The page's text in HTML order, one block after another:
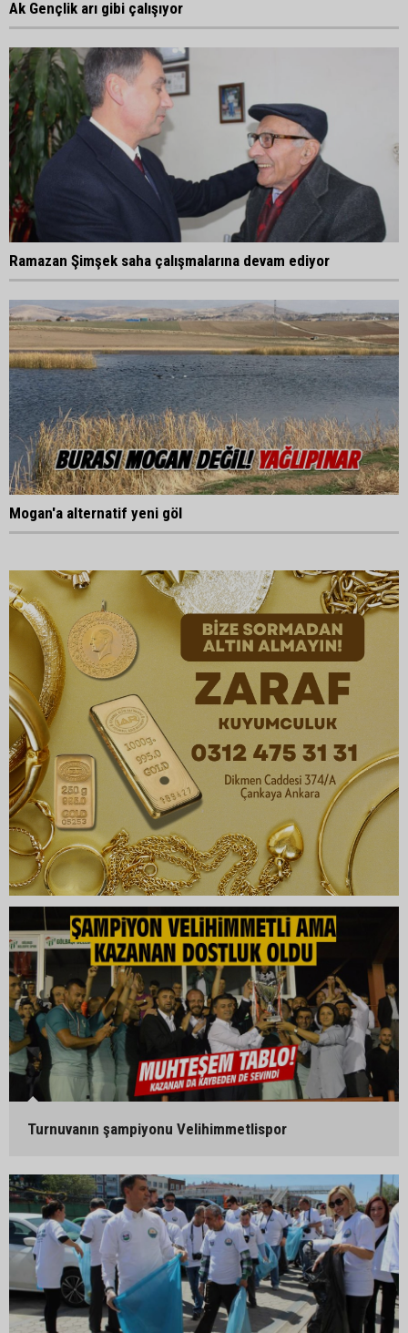
Ak Gençlik arı gibi çalışıyor
Ramazan Şimşek saha çalışmalarına devam ediyor
Mogan'a alternatif yeni göl
Turnuvanın şampiyonu Velihimmetlispor